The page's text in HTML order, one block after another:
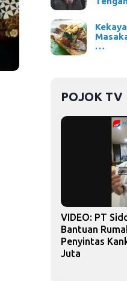
…
POJOK TV
VIDEO: PT
Bantuan
Penyintas
Juta